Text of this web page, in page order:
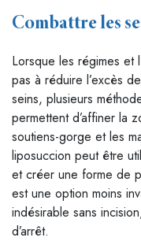
Combattre les
Lorsque les régimes et
pas à réduire l’excès
seins, plusieurs
permettent d’affiner la
soutiens-gorge et les
liposuccion peut être
et créer une forme de
est une option moins
indésirable sans
d’arrêt.